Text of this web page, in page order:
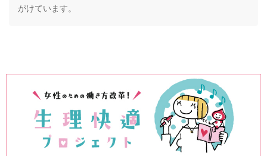
がけています。